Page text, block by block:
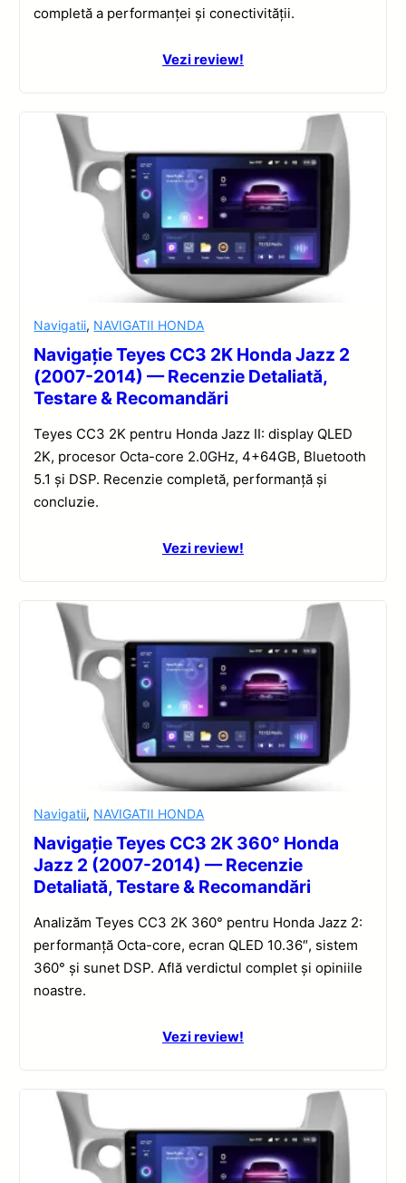
completă a performanței și conectivității.
Vezi review!
Navigatii, NAVIGATII HONDA
Navigație Teyes CC3 2K Honda Jazz 2
(2007-2014) — Recenzie Detaliată,
Testare & Recomandări
Teyes CC3 2K pentru Honda Jazz II: display QLED
2K, procesor Octa-core 2.0GHz, 4+64GB, Bluetooth
5.1 și DSP. Recenzie completă, performanță și
concluzie.
Vezi review!
Navigatii, NAVIGATII HONDA
Navigație Teyes CC3 2K 360° Honda
Jazz 2 (2007-2014) — Recenzie
Detaliată, Testare & Recomandări
Analizăm Teyes CC3 2K 360° pentru Honda Jazz 2:
performanță Octa-core, ecran QLED 10.36″, sistem
360° și sunet DSP. Află verdictul complet și opiniile
noastre.
Vezi review!